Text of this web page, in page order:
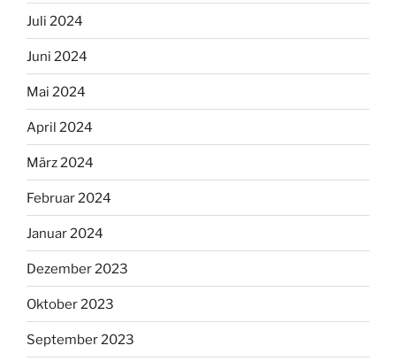
Juli 2024
Juni 2024
Mai 2024
April 2024
März 2024
Februar 2024
Januar 2024
Dezember 2023
Oktober 2023
September 2023